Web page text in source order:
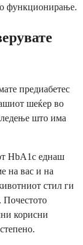
функционирање.
предиабетес
шеќер во
што има
HbA1c еднаш
на вас и на
стил ги
Почестото
корисни